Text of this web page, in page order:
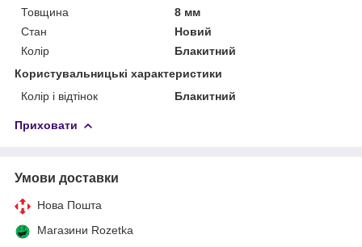
Товщина
8 мм
Стан
Новий
Колір
Блакитний
Користувальницькі характеристики
Колір і відтінок
Блакитний
Приховати
Умови доставки
Нова Пошта
Магазини Rozetka